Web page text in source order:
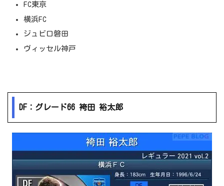
FC東京
横浜FC
ジュビロ磐田
ヴィッセル神戸
DF：グレード66 袴田 裕太郎